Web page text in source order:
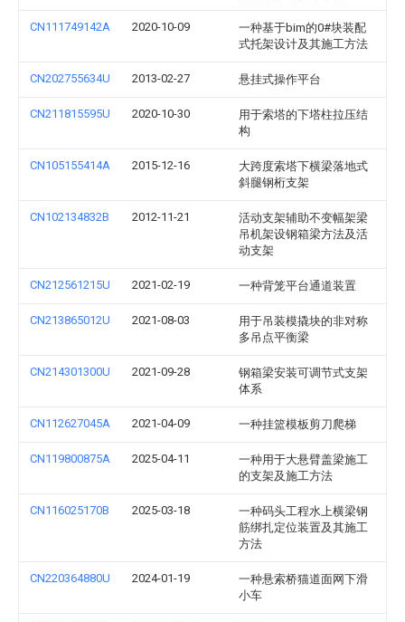
CN111749142A 2020-10-09
一种基于bim的0#块装配
式托架设计及其施工方法
CN202755634U 2013-02-27 悬挂式操作平台
CN211815595U 2020-10-30
用于索塔的下塔柱拉压结
构
CN105155414A 2015-12-16
大跨度索塔下横梁落地式
斜腿钢桁支架
CN102134832B 2012-11-21
活动支架辅助不变幅架梁
吊机架设钢箱梁方法及活
动支架
CN212561215U 2021-02-19 一种背笼平台通道装置
CN213865012U 2021-08-03
用于吊装模撬块的非对称
多吊点平衡梁
CN214301300U 2021-09-28
钢箱梁安装可调节式支架
体系
CN112627045A 2021-04-09 一种挂篮模板剪刀爬梯
CN119800875A 2025-04-11
一种用于大悬臂盖梁施工
的支架及施工方法
CN116025170B 2025-03-18
一种码头工程水上横梁钢
筋绑扎定位装置及其施工
方法
CN220364880U 2024-01-19
一种悬索桥猫道面网下滑
小车